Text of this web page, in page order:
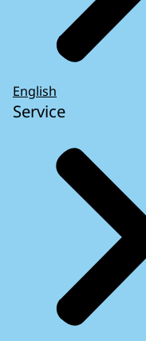
English
Service